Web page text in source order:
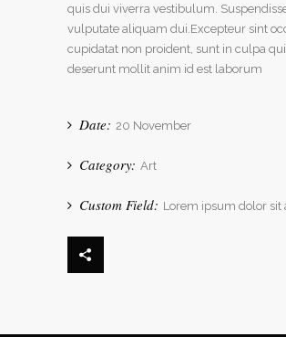
quis dui viverra vestibulum.
vulputate aliquam dui.Excepteur sint
cupidatat non proident, sunt in culpa
deserunt mollit anim id est laborum
Date: 20 November
Category: Art
Custom Field: Lorem ipsum dolor sit